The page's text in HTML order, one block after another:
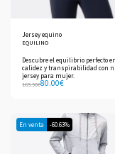
Jersey equino
EQUILINO
Descubre el equilibrio perfecto
calidez y transpirabilidad con
jersey para mujer.
165.50€80.00€
En venta -60.63%